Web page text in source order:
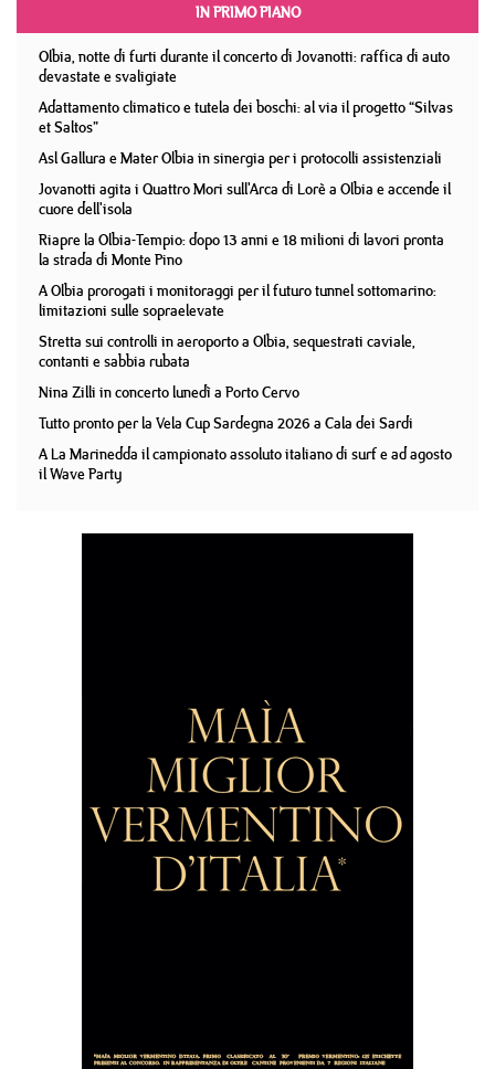
IN PRIMO PIANO
Olbia, notte di furti durante il concerto di Jovanotti: raffica di auto
devastate e svaligiate
Adattamento climatico e tutela dei boschi: al via il progetto “Silvas
et Saltos”
Asl Gallura e Mater Olbia in sinergia per i protocolli assistenziali
Jovanotti agita i Quattro Mori sull'Arca di Lorè a Olbia e accende il
cuore dell'isola
Riapre la Olbia-Tempio: dopo 13 anni e 18 milioni di lavori pronta
la strada di Monte Pino
A Olbia prorogati i monitoraggi per il futuro tunnel sottomarino:
limitazioni sulle sopraelevate
Stretta sui controlli in aeroporto a Olbia, sequestrati caviale,
contanti e sabbia rubata
Nina Zilli in concerto lunedì a Porto Cervo
Tutto pronto per la Vela Cup Sardegna 2026 a Cala dei Sardi
A La Marinedda il campionato assoluto italiano di surf e ad agosto
il Wave Party